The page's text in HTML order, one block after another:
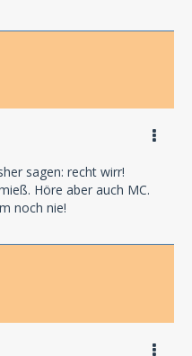
sagen: recht wirr!
Höre aber auch MC.
noch nie!